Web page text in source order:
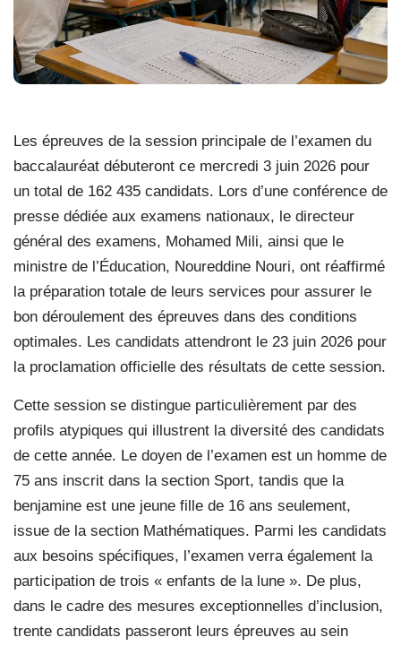
Les épreuves de la session principale de l’examen du
baccalauréat débuteront ce mercredi 3 juin 2026 pour
un total de 162 435 candidats. Lors d’une conférence de
presse dédiée aux examens nationaux, le directeur
général des examens, Mohamed Mili, ainsi que le
ministre de l’Éducation, Noureddine Nouri, ont réaffirmé
la préparation totale de leurs services pour assurer le
bon déroulement des épreuves dans des conditions
optimales. Les candidats attendront le 23 juin 2026 pour
la proclamation officielle des résultats de cette session.
Cette session se distingue particulièrement par des
profils atypiques qui illustrent la diversité des candidats
de cette année. Le doyen de l’examen est un homme de
75 ans inscrit dans la section Sport, tandis que la
benjamine est une jeune fille de 16 ans seulement,
issue de la section Mathématiques. Parmi les candidats
aux besoins spécifiques, l’examen verra également la
participation de trois « enfants de la lune ». De plus,
dans le cadre des mesures exceptionnelles d’inclusion,
trente candidats passeront leurs épreuves au sein